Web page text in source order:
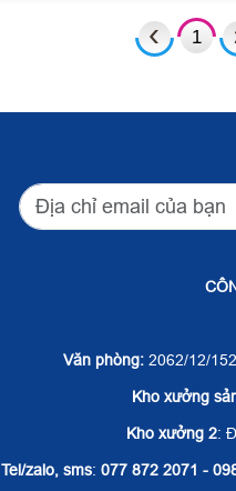
‹ 1
Văn phòng: 2062/12/
Kho xưởng
Kho xưởng 2:
Tel/zalo, sms: 077 872 2071 -